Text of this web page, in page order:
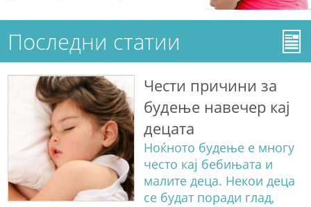
Последни статии
Чести причини за
будење навечер кај
децата
Ноќното будење е многу
често кај бебињата и
малите деца. Некои деца
се будат поради глад,